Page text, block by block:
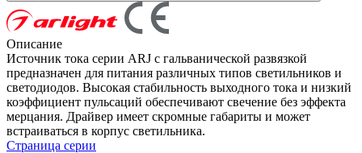
Описание
Источник тока серии ARJ с гальванической развязкой
предназначен для питания различных типов светильников и
светодиодов. Высокая стабильность выходного тока и низкий
коэффициент пульсаций обеспечивают свечение без эффекта
мерцания. Драйвер имеет скромные габариты и может
встраиваться в корпус светильника.
Страница серии